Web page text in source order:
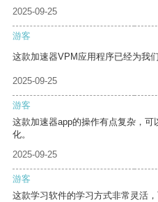
2025-09-25
游客
这款加速器VPM应用程序已经为我
2025-09-25
游客
这款加速器app的操作有点复杂，
化。
2025-09-25
游客
这款学习软件的学习方式非常灵活